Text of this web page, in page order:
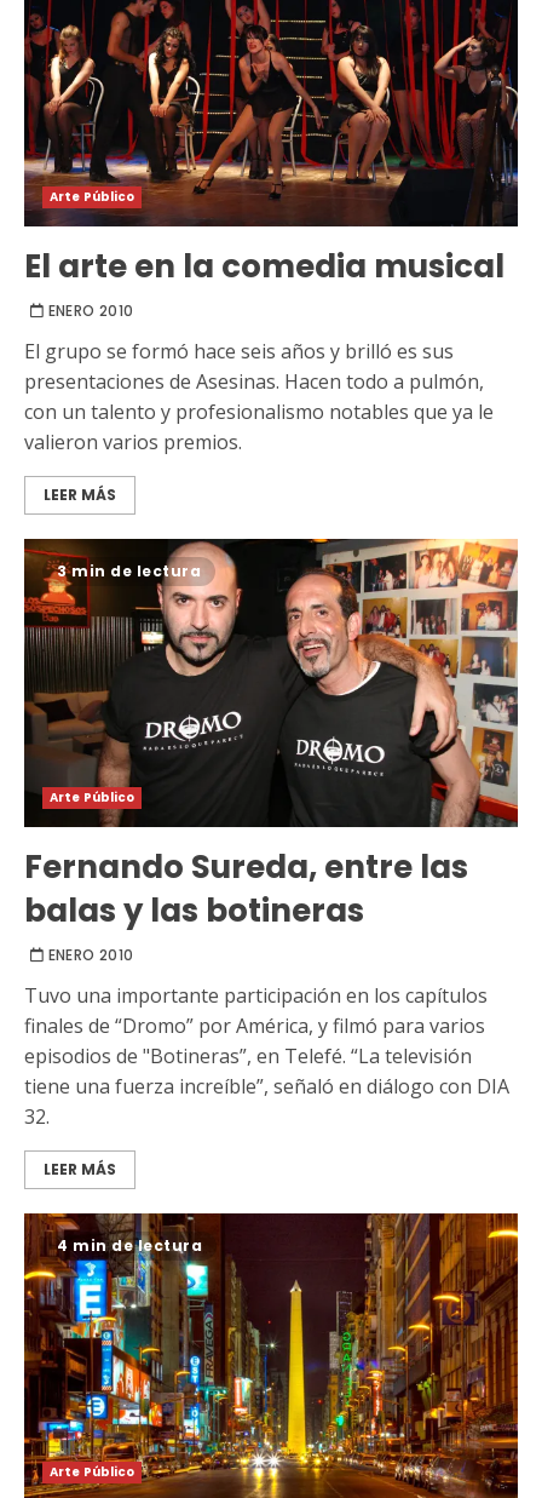
Arte Público
El arte en la comedia musical
ENERO 2010
El grupo se formó hace seis años y brilló es sus
presentaciones de Asesinas. Hacen todo a pulmón,
con un talento y profesionalismo notables que ya le
valieron varios premios.
LEER MÁS
3 min de lectura
Arte Público
Fernando Sureda, entre las
balas y las botineras
ENERO 2010
Tuvo una importante participación en los capítulos
finales de “Dromo” por América, y filmó para varios
episodios de "Botineras”, en Telefé. “La televisión
tiene una fuerza increíble”, señaló en diálogo con DIA
32.
LEER MÁS
4 min de lectura
Arte Público